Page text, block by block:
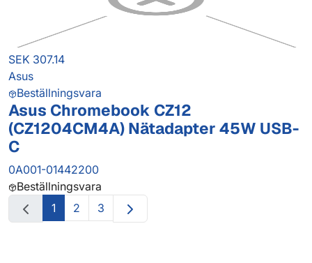
SEK 307.14
Asus
Beställningsvara
Asus Chromebook CZ12
(CZ1204CM4A) Nätadapter 45W USB-
C
0A001-01442200
Beställningsvara
1
2 3